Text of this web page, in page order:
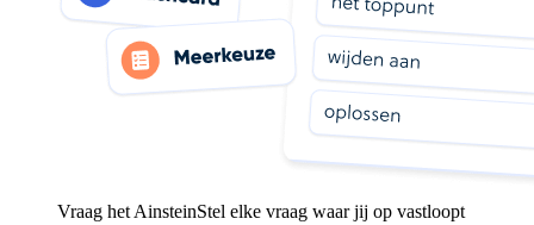
Vraag het AinsteinStel elke vraag waar jij op vastloopt